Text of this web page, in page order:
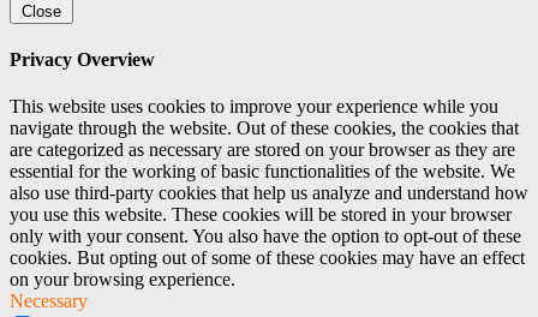
Close
Privacy Overview
This website uses cookies to improve your experience while you
navigate through the website. Out of these cookies, the cookies that
are categorized as necessary are stored on your browser as they are
essential for the working of basic functionalities of the website. We
also use third-party cookies that help us analyze and understand how
you use this website. These cookies will be stored in your browser
only with your consent. You also have the option to opt-out of these
cookies. But opting out of some of these cookies may have an effect
on your browsing experience.
Necessary